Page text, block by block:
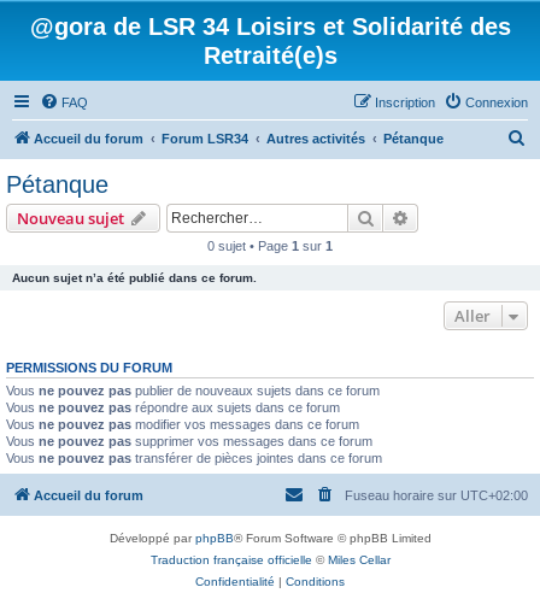
@gora de LSR 34 Loisirs et Solidarité des
Retraité(e)s
FAQ Connexion
Inscription
Accueil du forum Forum LSR34 Autres activités Pétanque
Pétanque
Nouveau sujet Rechercher
0 sujet • Page 1 sur 1
Aucun sujet n’a été publié dans ce forum.
Aller
PERMISSIONS DU FORUM
Vous ne pouvez pas publier de nouveaux sujets dans ce forum
Vous ne pouvez pas répondre aux sujets dans ce forum
Vous ne pouvez pas modifier vos messages dans ce forum
Vous ne pouvez pas supprimer vos messages dans ce forum
Vous ne pouvez pas transférer de pièces jointes dans ce forum
Accueil du forum Fuseau horaire sur UTC+02:00
Développé parphpBB® Forum Software © phpBB Limited
Traduction française officielle ©Miles Cellar
Confidentialité | Conditions